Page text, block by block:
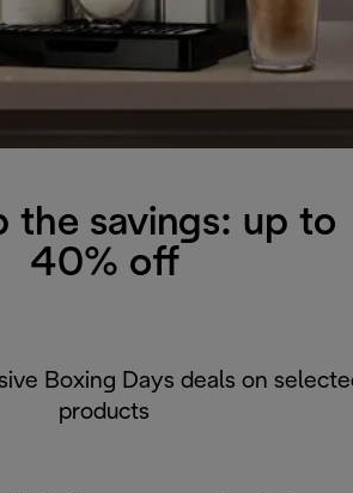
the savings: up to
40% off
Boxing Days deals on
products